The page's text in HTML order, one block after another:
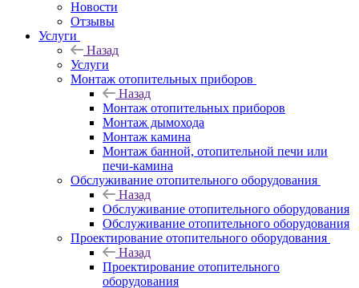
Новости
Отзывы
Услуги
Назад
Услуги
Монтаж отопительных приборов
Назад
Монтаж отопительных приборов
Монтаж дымохода
Монтаж камина
Монтаж банной, отопительной печи или
печи-камина
Обслуживание отопительного оборудования
Назад
Обслуживание отопительного оборудования
Обслуживание отопительного оборудования
Проектирование отопительного оборудования
Назад
Проектирование отопительного
оборудования